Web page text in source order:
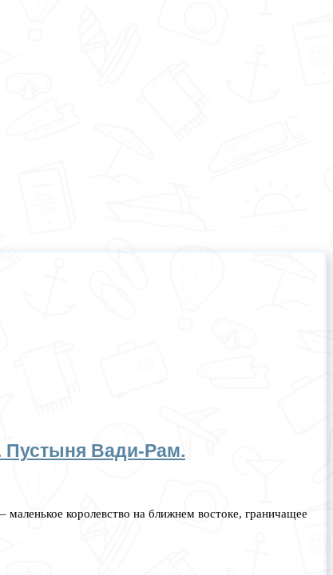
Пустыня Вади-Рам.
королевство на ближнем востоке, граничащее